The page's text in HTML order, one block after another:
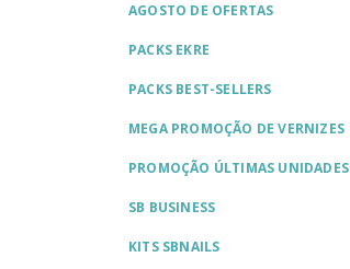
AGOSTO DE OFERTAS
PACKS EKRE
PACKS BEST-SELLERS
MEGA PROMOÇÃO DE VERNIZES
PROMOÇÃO ÚLTIMAS UNIDADES
SB BUSINESS
KITS SBNAILS